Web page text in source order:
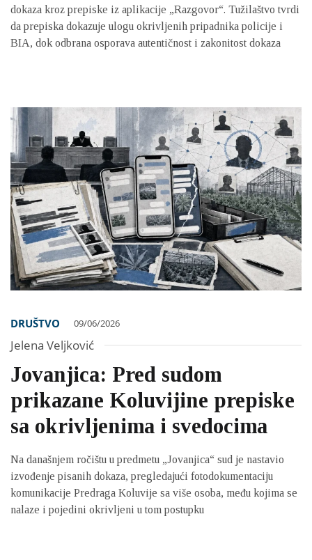
dokaza kroz prepiske iz aplikacije „Razgovor“. Tužilaštvo tvrdi
da prepiska dokazuje ulogu okrivljenih pripadnika policije i
BIA, dok odbrana osporava autentičnost i zakonitost dokaza
DRUŠTVO 09/06/2026
Jelena Veljković
Jovanjica: Pred sudom
prikazane Koluvijine prepiske
sa okrivljenima i svedocima
Na današnjem ročištu u predmetu „Jovanjica“ sud je nastavio
izvođenje pisanih dokaza, pregledajući fotodokumentaciju
komunikacije Predraga Koluvije sa više osoba, među kojima se
nalaze i pojedini okrivljeni u tom postupku